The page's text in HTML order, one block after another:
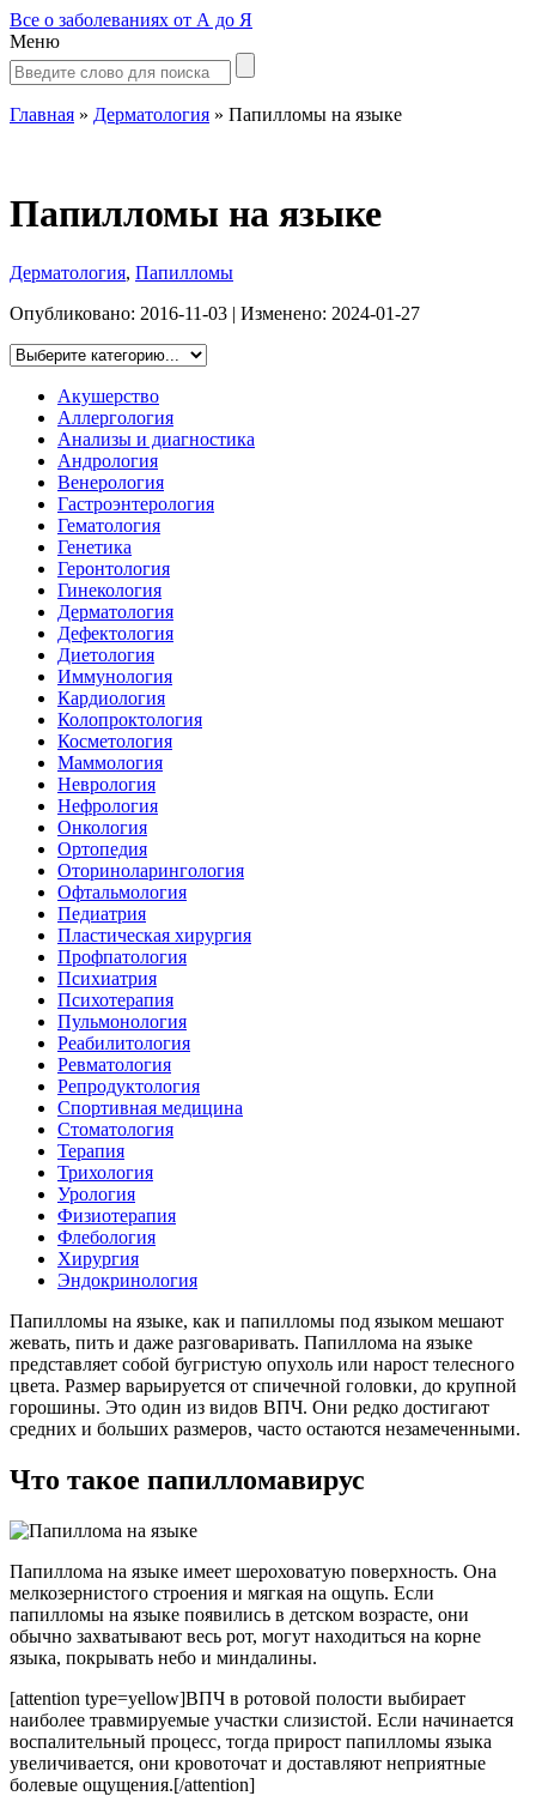
Все о заболеваниях от А до Я
Меню
Главная » Дерматология » Папилломы на языке
Папилломы на языке
Дерматология, Папилломы
Опубликовано: 2016-11-03 | Изменено: 2024-01-27
Акушерство
Аллергология
Анализы и диагностика
Андрология
Венерология
Гастроэнтерология
Гематология
Генетика
Геронтология
Гинекология
Дерматология
Дефектология
Диетология
Иммунология
Кардиология
Колопроктология
Косметология
Маммология
Неврология
Нефрология
Онкология
Ортопедия
Оториноларингология
Офтальмология
Педиатрия
Пластическая хирургия
Профпатология
Психиатрия
Психотерапия
Пульмонология
Реабилитология
Ревматология
Репродуктология
Спортивная медицина
Стоматология
Терапия
Трихология
Урология
Физиотерапия
Флебология
Хирургия
Эндокринология
Папилломы на языке, как и папилломы под языком мешают
жевать, пить и даже разговаривать. Папиллома на языке
представляет собой бугристую опухоль или нарост телесного
цвета. Размер варьируется от спичечной головки, до крупной
горошины. Это один из видов ВПЧ. Они редко достигают
средних и больших размеров, часто остаются незамеченными.
Что такое папилломавирус
Папиллома на языке имеет шероховатую поверхность. Она
мелкозернистого строения и мягкая на ощупь. Если
папилломы на языке появились в детском возрасте, они
обычно захватывают весь рот, могут находиться на корне
языка, покрывать небо и миндалины.
[attention type=yellow]ВПЧ в ротовой полости выбирает
наиболее травмируемые участки слизистой. Если начинается
воспалительный процесс, тогда прирост папилломы языка
увеличивается, они кровоточат и доставляют неприятные
болевые ощущения.[/attention]